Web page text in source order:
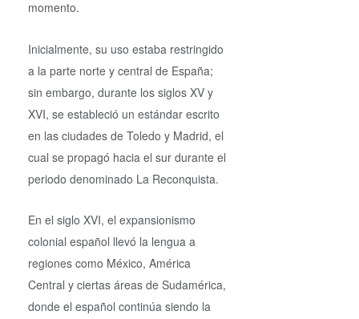
momento.
Inicialmente, su uso estaba restringido
a la parte norte y central de España;
sin embargo, durante los siglos XV y
XVI, se estableció un estándar escrito
en las ciudades de Toledo y Madrid, el
cual se propagó hacia el sur durante el
periodo denominado La Reconquista.
En el siglo XVI, el expansionismo
colonial español llevó la lengua a
regiones como México, América
Central y ciertas áreas de Sudamérica,
donde el español continúa siendo la